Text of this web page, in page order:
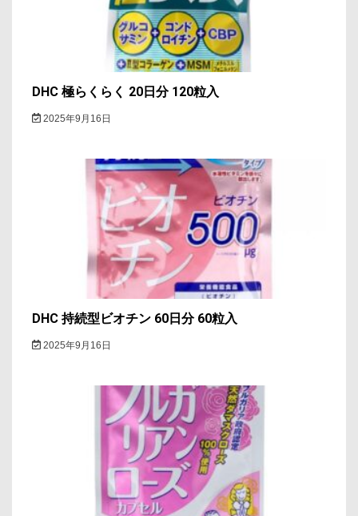
DHC 極らくらく 20日分 120粒入
2025年9月16日
DHC 持続型ビオチン 60日分 60粒入
2025年9月16日